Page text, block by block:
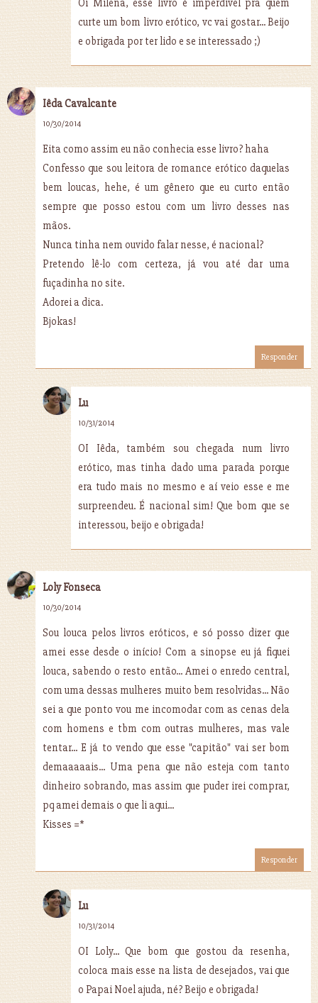
Oi Milena, esse livro é imperdível pra quem
curte um bom livro erótico, vc vai gostar... Beijo
e obrigada por ter lido e se interessado ;)
Iêda Cavalcante
10/30/2014
Eita como assim eu não conhecia esse livro? haha
Confesso que sou leitora de romance erótico daquelas
bem loucas, hehe, é um gênero que eu curto então
sempre que posso estou com um livro desses nas
mãos.
Nunca tinha nem ouvido falar nesse, é nacional?
Pretendo lê-lo com certeza, já vou até dar uma
fuçadinha no site.
Adorei a dica.
Bjokas!
Responder
Lu
10/31/2014
OI Iêda, também sou chegada num livro
erótico, mas tinha dado uma parada porque
era tudo mais no mesmo e aí veio esse e me
surpreendeu. É nacional sim! Que bom que se
interessou, beijo e obrigada!
Loly Fonseca
10/30/2014
Sou louca pelos livros eróticos, e só posso dizer que
amei esse desde o início! Com a sinopse eu já fiquei
louca, sabendo o resto então... Amei o enredo central,
com uma dessas mulheres muito bem resolvidas... Não
sei a que ponto vou me incomodar com as cenas dela
com homens e tbm com outras mulheres, mas vale
tentar... E já to vendo que esse "capitão" vai ser bom
demaaaaais... Uma pena que não esteja com tanto
dinheiro sobrando, mas assim que puder irei comprar,
pq amei demais o que li aqui...
Kisses =*
Responder
Lu
10/31/2014
OI Loly... Que bom que gostou da resenha,
coloca mais esse na lista de desejados, vai que
o Papai Noel ajuda, né? Beijo e obrigada!